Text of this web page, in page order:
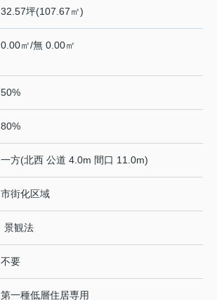
32.57坪(107.67㎡)
0.00㎡/無 0.00㎡
50%
80%
一方(北西 公道 4.0m 間口 11.0m)
市街化区域
景観法
不要
第一種低層住居専用